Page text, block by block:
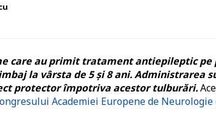
care au primit tratament antiepileptic pe
la vârsta de 5 și 8 ani. Administrarea
protector împotriva acestor tulburări.
Academiei Europene de Neurologie